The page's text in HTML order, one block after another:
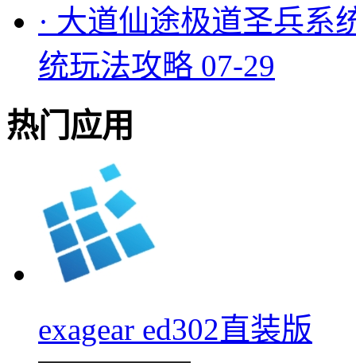
· 大道仙途极道圣兵系
统玩法攻略 07-29
热门应用
exagear ed302直装版